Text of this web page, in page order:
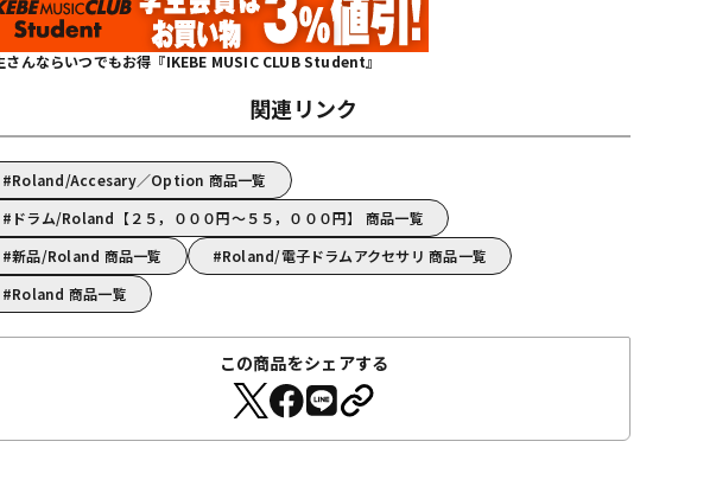
さんならいつでもお得『IKEBE MUSIC CLUB Student』
関連リンク
Roland/Accesary／Option 商品一覧
ドラム/Roland【２５，０００円～５５，０００円】 商品一覧
新品/Roland 商品一覧
Roland/電子ドラムアクセサリ 商品一覧
Roland 商品一覧
この商品をシェアする